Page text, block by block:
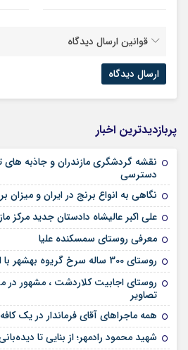
قوانین ارسال دیدگاه
پربازدیدترین اخبار
دسترسی
نگاهی به انواع برنج در ایران و
علی‌ اکبر عالیشاه دادستان جدید
معرفی روستای سمسکنده علیا
روستای 300 ساله سرخ ‌گریوه بهشهر با اهالی کردستان + تصاویر
روستای اجابیت کلاردشت ، مشهور در
تصاویر
همه ماجراهای آقای فرماندار در یک
شهید محمود رادمهر؛ از بنایی تا